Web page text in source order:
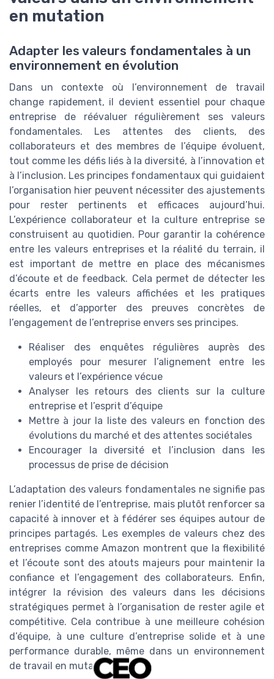
en mutation
Adapter les valeurs fondamentales à un
environnement en évolution
Dans un contexte où l’environnement de travail
change rapidement, il devient essentiel pour chaque
entreprise de réévaluer régulièrement ses valeurs
fondamentales. Les attentes des clients, des
collaborateurs et des membres de l’équipe évoluent,
tout comme les défis liés à la diversité, à l’innovation et
à l’inclusion. Les principes fondamentaux qui guidaient
l’organisation hier peuvent nécessiter des ajustements
pour rester pertinents et efficaces aujourd’hui.
L’expérience collaborateur et la culture entreprise se
construisent au quotidien. Pour garantir la cohérence
entre les valeurs entreprises et la réalité du terrain, il
est important de mettre en place des mécanismes
d’écoute et de feedback. Cela permet de détecter les
écarts entre les valeurs affichées et les pratiques
réelles, et d’apporter des preuves concrètes de
l’engagement de l’entreprise envers ses principes.
Réaliser des enquêtes régulières auprès des
employés pour mesurer l’alignement entre les
valeurs et l’expérience vécue
Analyser les retours des clients sur la culture
entreprise et l’esprit d’équipe
Mettre à jour la liste des valeurs en fonction des
évolutions du marché et des attentes sociétales
Encourager la diversité et l’inclusion dans les
processus de prise de décision
L’adaptation des valeurs fondamentales ne signifie pas
renier l’identité de l’entreprise, mais plutôt renforcer sa
capacité à innover et à fédérer ses équipes autour de
principes partagés. Les exemples de valeurs chez des
entreprises comme Amazon montrent que la flexibilité
et l’écoute sont des atouts majeurs pour maintenir la
confiance et l’engagement des collaborateurs. Enfin,
intégrer la révision des valeurs dans les décisions
stratégiques permet à l’organisation de rester agile et
compétitive. Cela contribue à une meilleure cohésion
d’équipe, à une culture d’entreprise solide et à une
performance durable, même dans un environnement
de travail en mutation.